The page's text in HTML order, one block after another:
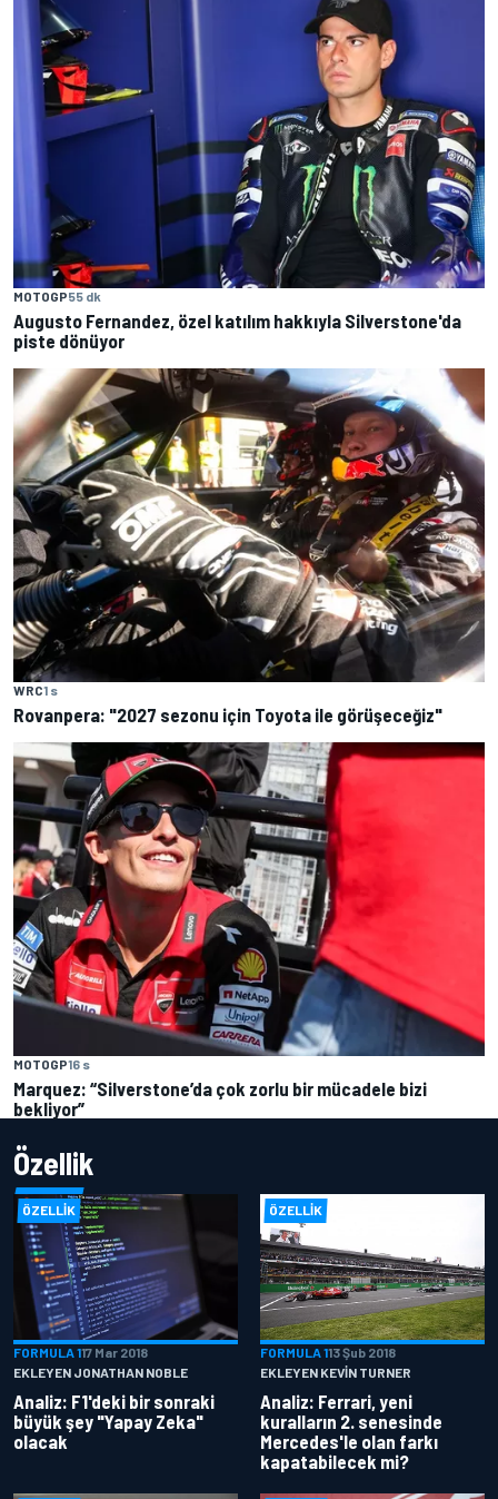
MOTOGP55 dk
Augusto Fernandez, özel katılım hakkıyla Silverstone'da
piste dönüyor
WRC1 s
Rovanpera: "2027 sezonu için Toyota ile görüşeceğiz"
MOTOGP16 s
Marquez: “Silverstone’da çok zorlu bir mücadele bizi
bekliyor”
Özellik
ÖZELLIK
FORMULA 117 Mar 2018
EKLEYEN JONATHAN NOBLE
Analiz: F1'deki bir sonraki
büyük şey "Yapay Zeka"
olacak
ÖZELLIK
FORMULA 113 Şub 2018
EKLEYEN KEVIN TURNER
Analiz: Ferrari, yeni
kuralların 2. senesinde
Mercedes'le olan farkı
kapatabilecek mi?